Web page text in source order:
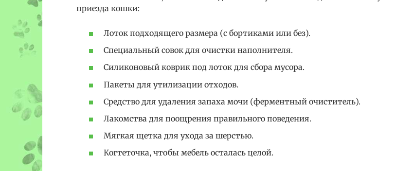
приезда кошки:
Лоток подходящего размера (с бортиками или без).
Специальный совок для очистки наполнителя.
Силиконовый коврик под лоток для сбора мусора.
Пакеты для утилизации отходов.
Средство для удаления запаха мочи (ферментный очиститель).
Лакомства для поощрения правильного поведения.
Мягкая щетка для ухода за шерстью.
Когтеточка, чтобы мебель осталась целой.